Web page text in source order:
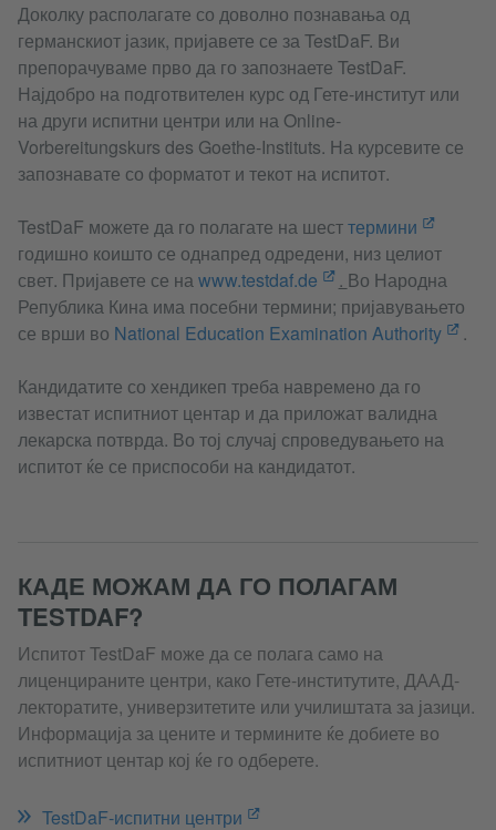
Доколку располагате со доволно познавања од
германскиот јазик, пријавете се за TestDaF. Ви
препорачуваме прво да го запознаете TestDaF.
Најдобро на подготвителен курс од Гете-институт или
на други испитни центри или на Online-
Vorbereitungskurs des Goethe-Instituts. На курсевите се
запознавате со форматот и текот на испитот.
TestDaF можете да го полагате на шесттермини
годишно коишто се однапред одредени, низ целиот
свет. Пријавете се наwww.testdaf.de . Во Народна
Република Кина има посебни термини; пријавувањето
се врши во National Education Examination Authority .
Кандидатите со хендикеп треба навремено да го
известат испитниот центар и да приложат валидна
лекарска потврда. Во тој случај спроведувањето на
испитот ќе се приспособи на кандидатот.
КАДЕ МОЖАМ ДА ГО ПОЛАГАМ
TESTDAF?
Испитот TestDaF може да се полага само на
лиценцираните центри, како Гете-институтите, ДААД-
лекторатите, универзитетите или училиштата за јазици.
Информација за цените и термините ќе добиете во
испитниот центар кој ќе го одберете.
TestDaF-испитни центри